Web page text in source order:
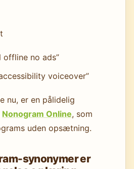
offline no ads”
voiceover”
nu, er en pålidelig
Nonogram Online, som
uden opsætning.
synonymer er